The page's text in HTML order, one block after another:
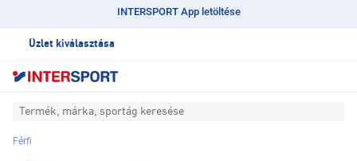
INTERSPORT App letöltése
Üzlet kiválasztása
Termék, márka, sportág keresése
Férfi